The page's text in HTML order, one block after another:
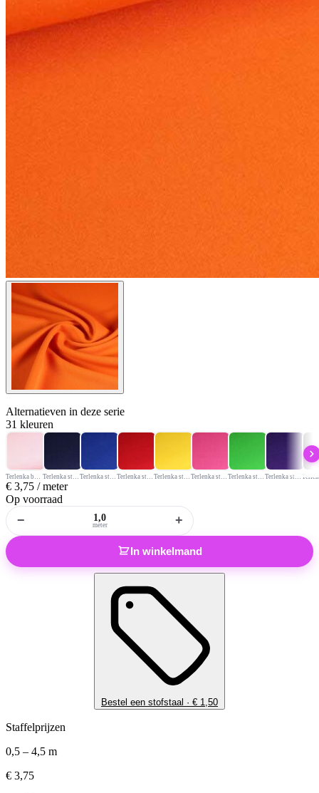
Alternatieven in deze serie
31 kleuren
€ 3,75 / meter
Op voorraad
− meter +
In winkelmand
Bestel een stofstaal · € 1,50
Staffelprijzen
0,5 – 4,5 m
€ 3,75